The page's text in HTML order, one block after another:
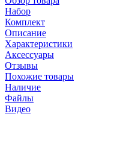
Набор
Комплект
Описание
Характеристики
Аксессуары
Отзывы
Похожие товары
Наличие
Файлы
Видео